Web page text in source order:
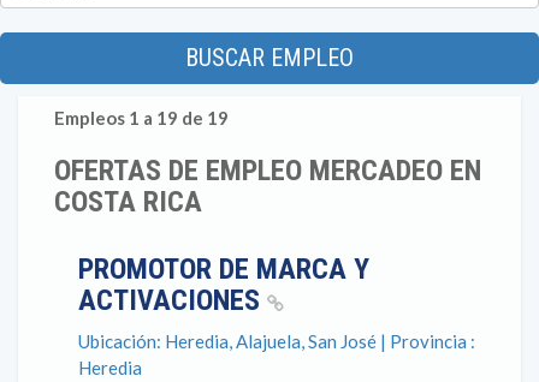
BUSCAR EMPLEO
Empleos 1 a 19 de 19
OFERTAS DE EMPLEO MERCADEO EN
COSTA RICA
PROMOTOR DE MARCA Y
ACTIVACIONES
Ubicación: Heredia, Alajuela, San José | Provincia :
Heredia